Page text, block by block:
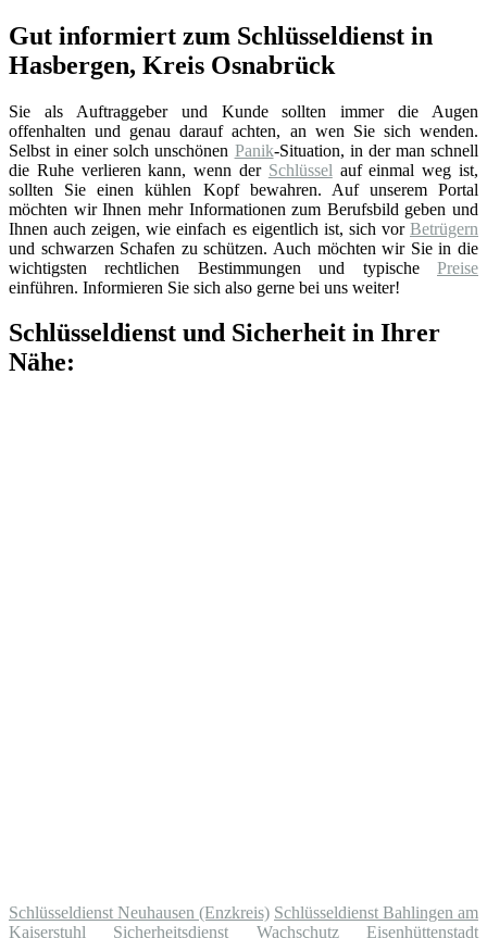
Gut informiert zum Schlüsseldienst in
Hasbergen, Kreis Osnabrück
Sie als Auftraggeber und Kunde sollten immer die Augen
offenhalten und genau darauf achten, an wen Sie sich wenden.
Selbst in einer solch unschönen Panik-Situation, in der man schnell
die Ruhe verlieren kann, wenn der Schlüssel auf einmal weg ist,
sollten Sie einen kühlen Kopf bewahren. Auf unserem Portal
möchten wir Ihnen mehr Informationen zum Berufsbild geben und
Ihnen auch zeigen, wie einfach es eigentlich ist, sich vor Betrügern
und schwarzen Schafen zu schützen. Auch möchten wir Sie in die
wichtigsten rechtlichen Bestimmungen und typische Preise
einführen. Informieren Sie sich also gerne bei uns weiter!
Schlüsseldienst und Sicherheit in Ihrer
Nähe:
Schlüsseldienst Neuhausen (Enzkreis) Schlüsseldienst Bahlingen am
Kaiserstuhl
Sicherheitsdienst Wachschutz Eisenhüttenstadt